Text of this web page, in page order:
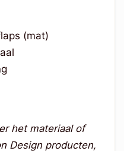
(mat)
het materiaal of
Design producten,